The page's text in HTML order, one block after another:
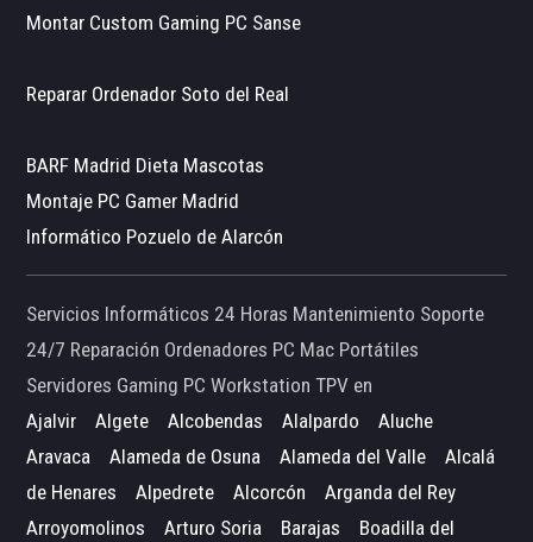
Montar Custom Gaming PC Sanse
Reparar Ordenador Soto del Real
BARF Madrid Dieta Mascotas
Montaje PC Gamer Madrid
Informático Pozuelo de Alarcón
Servicios Informáticos 24 Horas Mantenimiento Soporte
24/7 Reparación Ordenadores PC Mac Portátiles
Servidores Gaming PC Workstation TPV en
Ajalvir
Algete Alcobendas Alalpardo
Aluche
Aravaca
Alameda de Osuna Alameda del Valle
Alcalá
de Henares
Alpedrete Alcorcón
Arganda del Rey
Arroyomolinos
Arturo Soria Barajas
Boadilla del